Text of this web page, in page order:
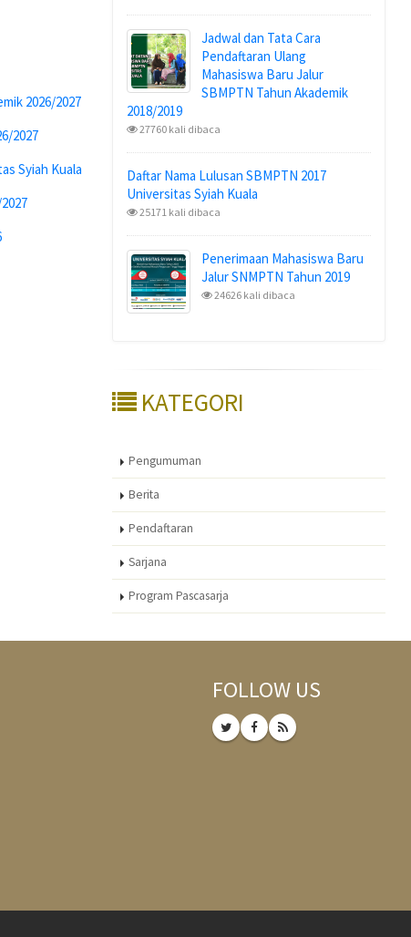
2026/2027
2027
Syiah Kuala
Jadwal dan Tata Cara
Pendaftaran Ulang
Mahasiswa Baru Jalur
SBMPTN Tahun Akademik
2018/2019
27760 kali dibaca
Daftar Nama Lulusan SBMPTN 2017
Universitas Syiah Kuala
25171 kali dibaca
Penerimaan Mahasiswa Baru
Jalur SNMPTN Tahun 2019
24626 kali dibaca
KATEGORI
Pengumuman
Berita
Pendaftaran
Sarjana
Program Pascasarja
FOLLOW US